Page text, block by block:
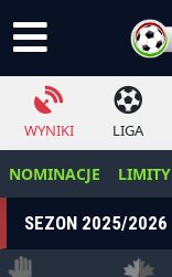
WYNIKI LIGA
NOMINACJE LIMITY
SEZON 2025/2026